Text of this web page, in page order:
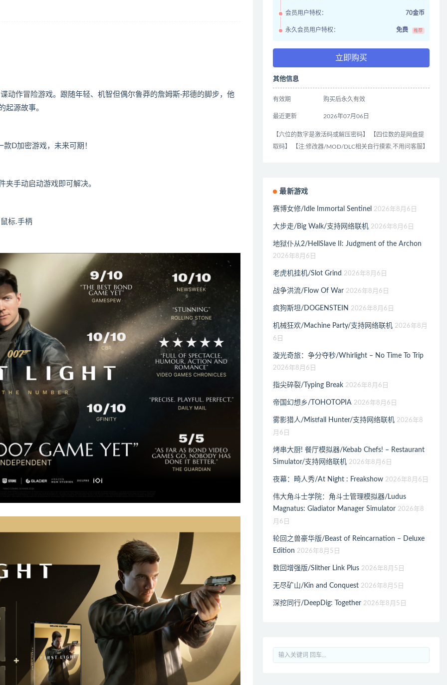
动作冒险游戏。跟随年轻、机智但偶尔鲁莽的詹姆斯·邦德的脚步，他
起源故事。
D加密游戏，未来可期！
夹手动启动游戏即可解决。
标.手柄
会员用户特权： 70金币
永久会员用户特权： 免费 推荐
立即购买
其他信息
有效期 购买后永久有效
最近更新 2026年07月06日
【六位的数字是激活码或解压密码】 【四位数的是网盘提
取码】 【注:修改器/MOD/DLC相关自行摸索,不用问客服】
最新游戏
赛博女修/Idle Immortal Sentinel 2026年8月6日
大步走/Big Walk/支持网络联机 2026年8月6日
地狱仆从2/HellSlave II: Judgment of the Archon
2026年8月6日
老虎机挂机/Slot Grind 2026年8月6日
战争洪流/Flow Of War 2026年8月6日
疯狗斯坦/DOGENSTEIN 2026年8月6日
机械狂欢/Machine Party/支持网络联机 2026年8月
6日
漩光奇旅：争分夺秒/Whirlight – No Time To Trip
2026年8月6日
指尖碎裂/Typing Break 2026年8月6日
帝国幻想乡/TOHOTOPIA 2026年8月6日
雾影猎人/Mistfall Hunter/支持网络联机 2026年8
月6日
烤串大厨! 餐厅模拟器/Kebab Chefs! – Restaurant
Simulator/支持网络联机 2026年8月6日
夜幕：畸人秀/At Night : Freakshow 2026年8月6日
伟大角斗士学院：角斗士管理模拟器/Ludus
Magnatus: Gladiator Manager Simulator 2026年8
月6日
轮回之兽豪华版/Beast of Reincarnation – Deluxe
Edition 2026年8月5日
数回增强版/Slither Link Plus 2026年8月5日
无尽矿山/Kin and Conquest 2026年8月5日
深挖同行/DeepDig: Together 2026年8月5日